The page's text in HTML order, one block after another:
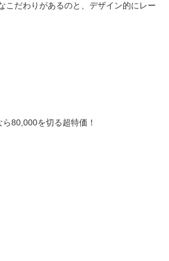
こだわりがあるのと、デザイン的にレー
80,000を切る超特価！